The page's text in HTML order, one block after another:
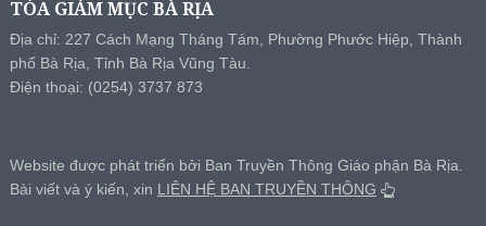
TÒA GIÁM MỤC BÀ RỊA
Địa chỉ: 227 Cách Mạng Tháng Tám, Phường Phước Hiệp, Thành
phố Bà Rịa, Tỉnh Bà Rịa Vũng Tàu.
Điện thoại: (0254) 3737 873
Website được phát triển bởi Ban Truyền Thông Giáo phận Bà Rịa.
Bài viết và ý kiến, xin LIÊN HỆ BAN TRUYỀN THÔNG